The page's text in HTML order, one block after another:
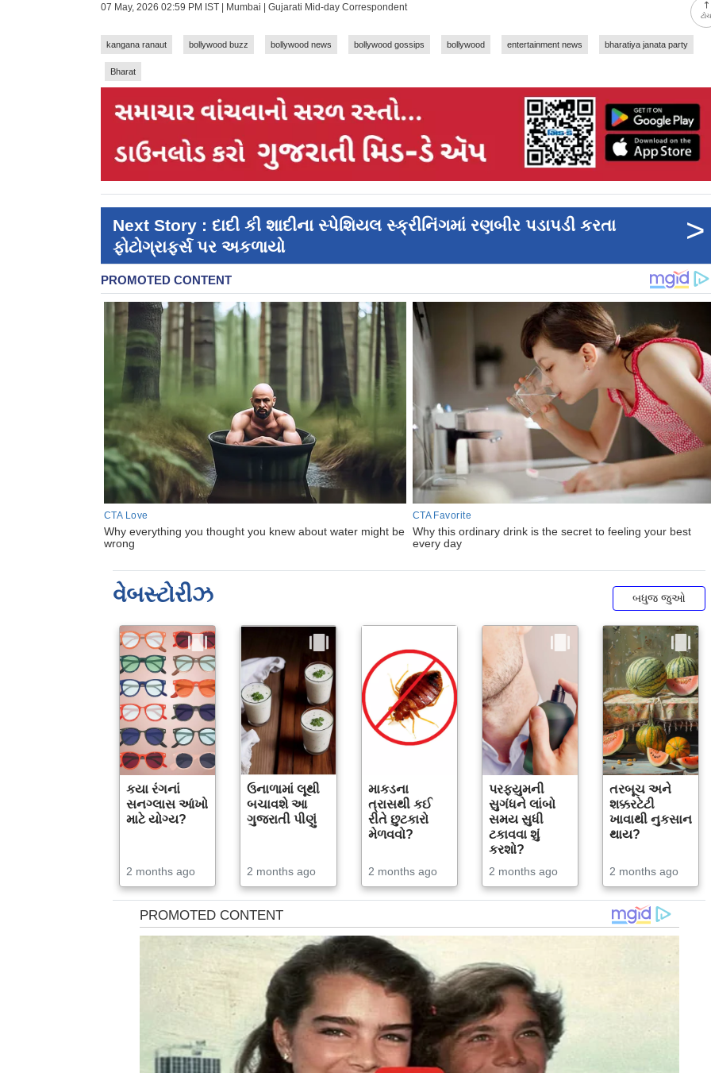
07 May, 2026 02:59 PM IST | Mumbai | Gujarati Mid-day Correspondent
kangana ranaut bollywood buzz bollywood news bollywood gossips bollywood entertainment news bharatiya janata party
Bharat
Next Story : દાદી કી શાદીના સ્પેશિયલ સ્ક્રીનિંગમાં રણબીર પડાપડી કરતા
ફોટોગ્રાફર્સ પર અકળાયો
>
વેબસ્ટોરીઝ બધુજ જુઓ
કયા રંગનાં
સનગ્લાસ આંખો
માટે યોગ્ય?
2 months ago
ઉનાળામાં લૂથી
બચાવશે આ
ગુજરાતી પીણું
2 months ago
માકડના
ત્રાસથી કઈ
રીતે છુટકારો
મેળવવો?
2 months ago
પરફ્યુમની
સુગંધને લાંબો
સમય સુધી
ટકાવવા શું
કરશો?
2 months ago
તરબૂચ અને
શક્કરટેટી
ખાવાથી નુકસાન
થાય?
2 months ago